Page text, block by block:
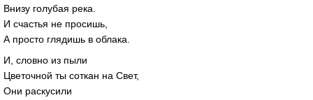
Внизу голубая река.
И счастья не просишь,
А просто глядишь в облака.
И, словно из пыли
Цветочной ты соткан на Свет,
Они раскусили